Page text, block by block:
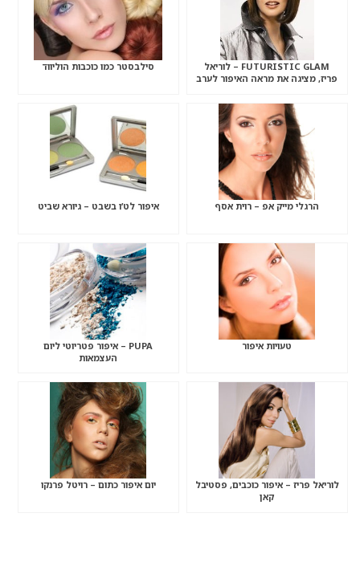
FUTURISTIC GLAM – לוריאל
פריז, מציגה את מראה האיפור לערב
סילבסטר כמו כוכבות הוליווד
הרגלי מייק אפ – רוית אסף איפור לט’ו בשבט – גיורא שביט
טעויות איפור
PUPA – איפור פטריוטי ליום
העצמאות
לוריאל פריז – איפור כוכבים, פסטיבל
קאן
יום איפור כתום – רויטל פרנקו